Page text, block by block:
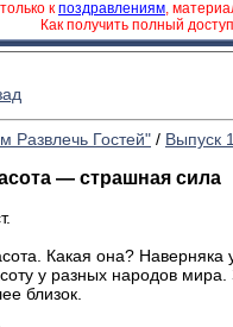
к поздравлениям,
Как получить полный
Развлечь Гостей" / Выпуск
— страшная сила
Какая она? Наверняка
у разных народов
близок.